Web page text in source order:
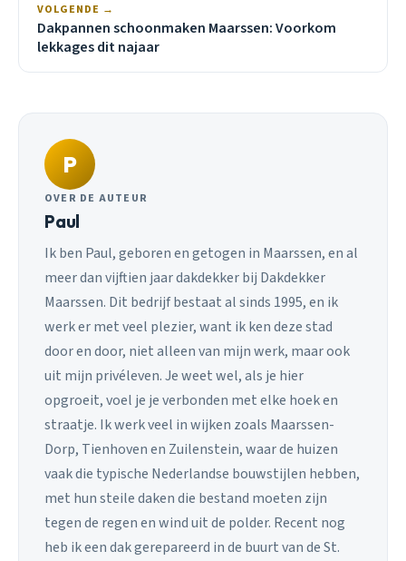
VOLGENDE →
Dakpannen schoonmaken Maarssen: Voorkom
lekkages dit najaar
P
OVER DE AUTEUR
Paul
Ik ben Paul, geboren en getogen in Maarssen, en al
meer dan vijftien jaar dakdekker bij Dakdekker
Maarssen. Dit bedrijf bestaat al sinds 1995, en ik
werk er met veel plezier, want ik ken deze stad
door en door, niet alleen van mijn werk, maar ook
uit mijn privéleven. Je weet wel, als je hier
opgroeit, voel je je verbonden met elke hoek en
straatje. Ik werk veel in wijken zoals Maarssen-
Dorp, Tienhoven en Zuilenstein, waar de huizen
vaak die typische Nederlandse bouwstijlen hebben,
met hun steile daken die bestand moeten zijn
tegen de regen en wind uit de polder. Recent nog
heb ik een dak gerepareerd in de buurt van de St.